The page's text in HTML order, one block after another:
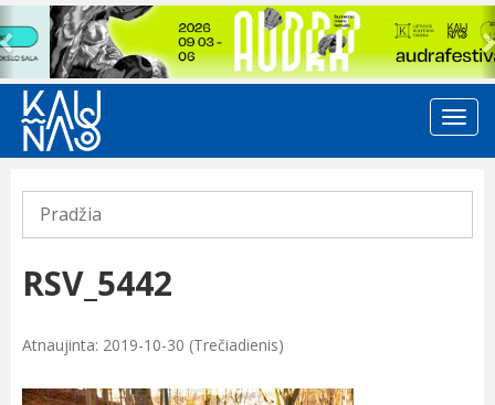
Previous
Pradžia
RSV_5442
Atnaujinta: 2019-10-30 (Trečiadienis)